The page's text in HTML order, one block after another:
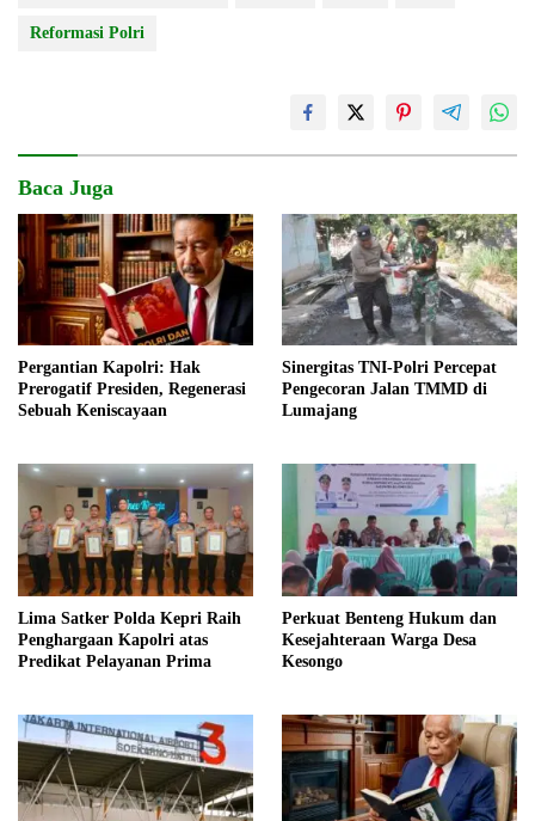
Reformasi Polri
Baca Juga
Pergantian Kapolri: Hak
Prerogatif Presiden, Regenerasi
Sebuah Keniscayaan
Sinergitas TNI-Polri Percepat
Pengecoran Jalan TMMD di
Lumajang
Lima Satker Polda Kepri Raih
Penghargaan Kapolri atas
Predikat Pelayanan Prima
Perkuat Benteng Hukum dan
Kesejahteraan Warga Desa
Kesongo